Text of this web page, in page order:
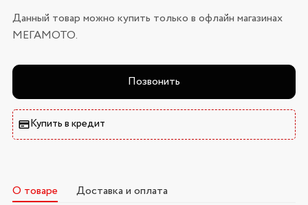
Данный товар можно купить только в офлайн магазинах
МЕГАМОТО.
Позвонить
Купить в кредит
О товаре Доставка и оплата